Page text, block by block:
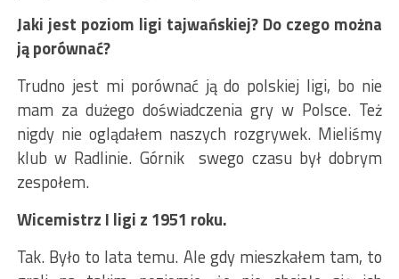
Jaki jest poziom ligi tajwańskiej? Do czego można
ją porównać?
Trudno jest mi porównać ją do polskiej ligi, bo nie
mam za dużego doświadczenia gry w Polsce. Też
nigdy nie oglądałem naszych rozgrywek. Mieliśmy
klub w Radlinie. Górnik swego czasu był dobrym
zespołem.
Wicemistrz I ligi z 1951 roku.
Tak. Było to lata temu. Ale gdy mieszkałem tam, to